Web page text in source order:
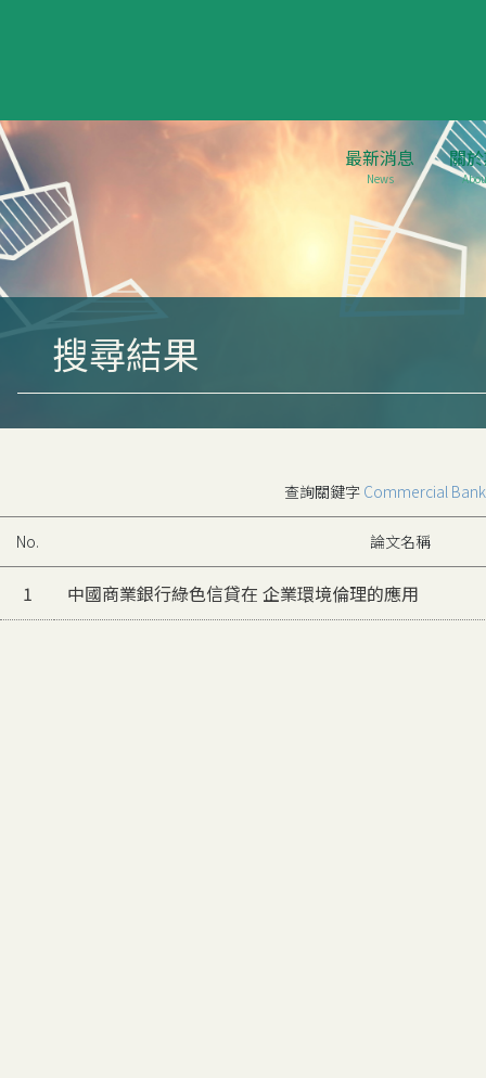
最新消息
News
關
搜尋結果
查詢關鍵字 Commercial
No. 論文名稱
1 中國商業銀行綠色信貸在 企業環境倫理的應用